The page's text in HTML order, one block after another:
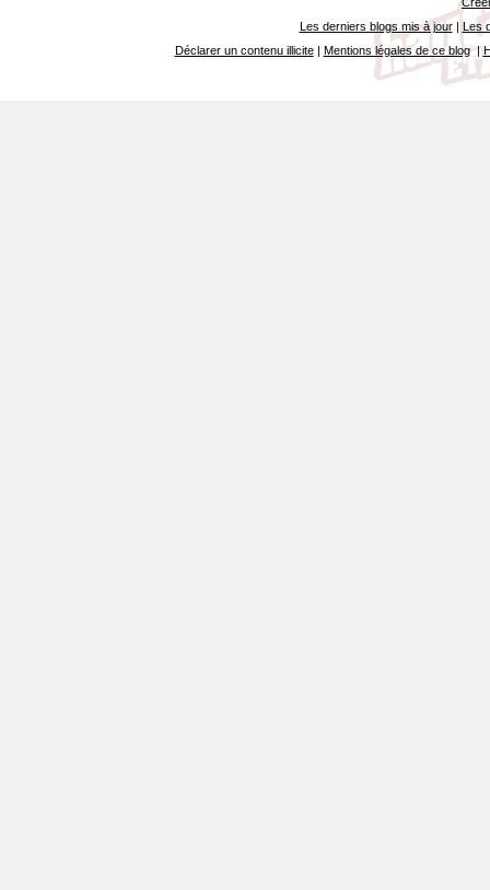
Les derniers blogs mis à jour| Les
Déclarer un contenu illicite| Mentions légales de ce blog|